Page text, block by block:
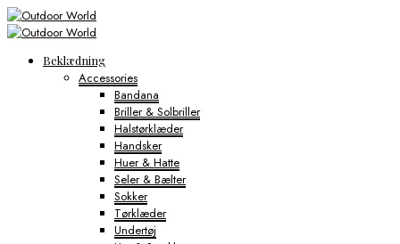
Beklædning
Accessories
Bandana
Briller & Solbriller
Halstørklæder
Handsker
Huer & Hatte
Seler & Bælter
Sokker
Tørklæder
Undertøj